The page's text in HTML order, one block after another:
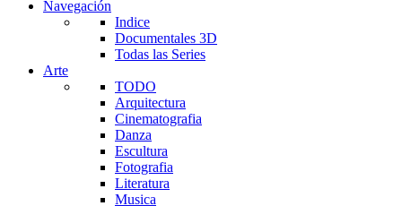
Navegación
Indice
Documentales 3D
Todas las Series
Arte
TODO
Arquitectura
Cinematografia
Danza
Escultura
Fotografia
Literatura
Musica